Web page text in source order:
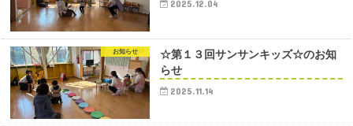
2025.12.04
お知らせ
☆第１３回サンサンキッズ☆のお知
らせ
2025.11.14